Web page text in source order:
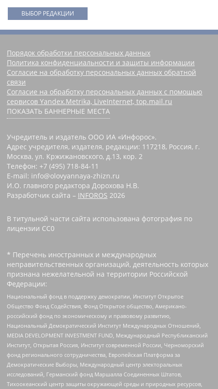
ВЫБОР РЕДАКЦИИ
Порядок обработки персональных данных
Политика конфиденциальности и защиты информации
Согласие на обработку персональных данных обратной
связи
Согласие на обработку персональных данных с помощью
сервисов Yandex.Metrika, LiveInternet, top.mail.ru
ПОКАЗАТЬ БАННЕРНЫЕ МЕСТА
Учредитель и издатель ООО ИА «Инфорос».
Адрес учредителя, издателя, редакции: 117218, Россия, г.
Москва, ул. Кржижановского, д.13, кор. 2
Телефон: +7 (495) 718-84-11
E-mail: info@olovyannaya-zhizn.ru
И.О. главного редактора Дорохова Н.В.
Разработчик сайта – INFOROS 2026
В титульной части сайта использована фотография по
лицензии CC0 ‌
* Перечень иностранных и международных
неправительственных организаций, деятельность которых
признана нежелательной на территории Российской
Федерации:
Национальный фонд в поддержку демократии, Институт Открытое
Общество Фонд Содействия, Фонд Открытое общество, Американо-
российский фонд по экономическому и правовому развитию,
Национальный Демократический Институт Международных Отношений,
MEDIA DEVELOPMENT INVESTMENT FUND, Международный Республиканский
Институт, Открытая Россия, Институт современной России, Черноморский
фонд регионального сотрудничества, Европейская Платформа за
Демократические Выборы, Международный центр электоральных
исследований, Германский фонд Маршалла Соединенных Штатов,
Тихоокеанский центр защиты окружающей среды и природных ресурсов,